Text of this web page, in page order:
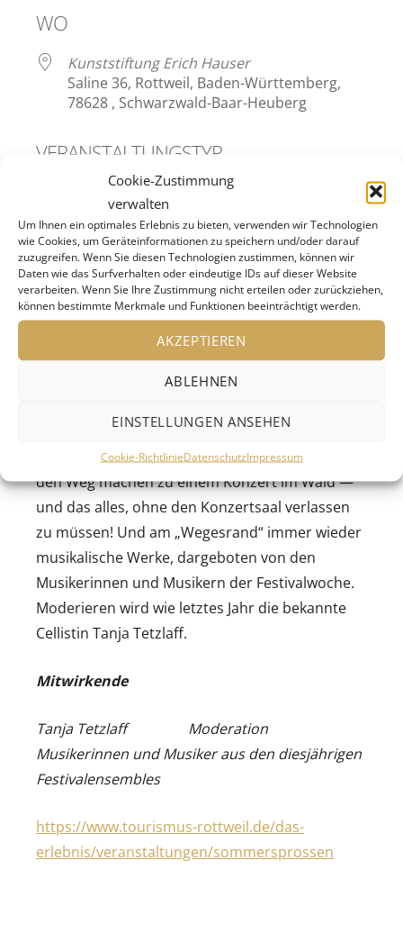
Cookie-Zustimmung
verwalten
Um Ihnen ein optimales Erlebnis zu bieten, verwenden wir Technologien
wie Cookies, um Geräteinformationen zu speichern und/oder darauf
zuzugreifen. Wenn Sie diesen Technologien zustimmen, können wir
Daten wie das Surfverhalten oder eindeutige IDs auf dieser Website
verarbeiten. Wenn Sie Ihre Zustimmung nicht erteilen oder zurückziehen,
können bestimmte Merkmale und Funktionen beeinträchtigt werden.
AKZEPTIEREN
ABLEHNEN
EINSTELLUNGEN ANSEHEN
Cookie-RichtlinieDatenschutzImpressum
WO
Kunststiftung Erich Hauser
Saline 36, Rottweil, Baden-Württemberg,
78628 , Schwarzwald-Baar-Heuberg
VERANSTALTUNGSTYP
MITMACHMORGEN – vom Geräusch zur Musik
Familienkonzert
Wie entsteht Musik? Die Freude am Mitmachen
und Experimentieren mit Klängen steht im
Erwachsene können sich mit Gegenständen und
dem eigenen Körper als Musikinstrumenten auf
den Weg machen zu einem Konzert im Wald —
und das alles, ohne den Konzertsaal verlassen
zu müssen! Und am „Wegesrand“ immer wieder
musikalische Werke, dargeboten von den
Musikerinnen und Musikern der Festivalwoche.
Moderieren wird wie letztes Jahr die bekannte
Cellistin Tanja Tetzlaff.
Mitwirkende
Tanja Tetzlaff Moderation
Musikerinnen und Musiker aus den diesjährigen
Festivalensembles
https://www.tourismus-rottweil.de/das-
erlebnis/veranstaltungen/sommersprossen